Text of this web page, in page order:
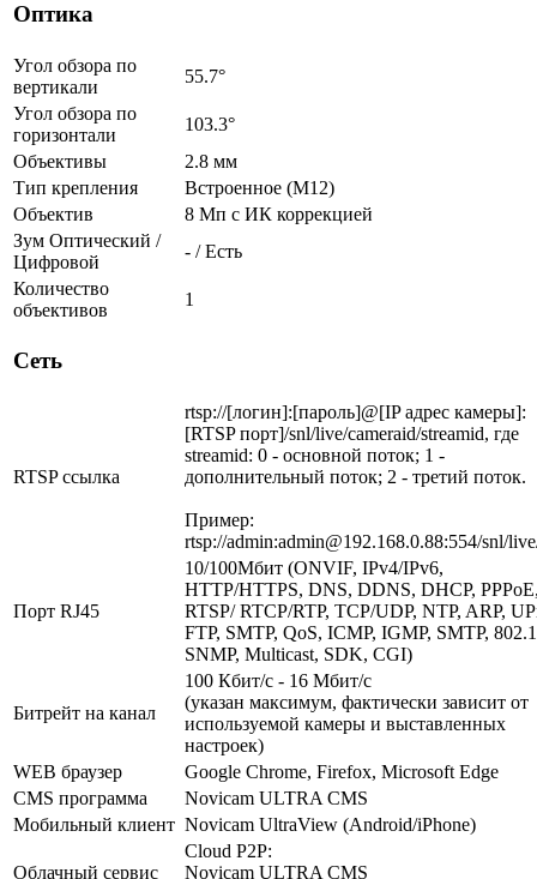
Оптика
Угол обзора по
вертикали
55.7°
Угол обзора по
горизонтали
103.3°
Объективы
2.8 мм
Тип крепления
Встроенное (М12)
Объектив
8 Мп c ИК коррекцией
Зум Оптический /
Цифровой
- / Есть
Количество
объективов
1
Сеть
RTSP ссылка
rtsp://[логин]:[пароль]@[IP адрес камеры]:
[RTSP порт]/snl/live/cameraid/streamid, где
streamid: 0 - основной поток; 1 -
дополнительный поток; 2 - третий поток.
Пример:
rtsp://admin:admin@192.168.0.88:554/snl/
Порт RJ45
10/100Мбит (ONVIF, IPv4/IPv6,
HTTP/HTTPS, DNS, DDNS, DHCP,
RTSP/ RTCP/RTP, TCP/UDP, NTP, ARP,
FTP, SMTP, QoS, ICMP, IGMP, SMTP,
SNMP, Multicast, SDK, CGI)
Битрейт на канал
100 Кбит/с - 16 Мбит/с
(указан максимум, фактически зависит от
используемой камеры и выставленных
настроек)
WEB браузер
Google Chrome, Firefox, Microsoft Edge
CMS программа
Novicam ULTRA CMS
Мобильный клиент Novicam UltraView (Android/iPhone)
Облачный сервис
Cloud P2P:
Novicam ULTRA CMS